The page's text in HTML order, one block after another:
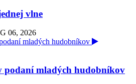
vlne
06, 2026
podaní mladých hudobníkov